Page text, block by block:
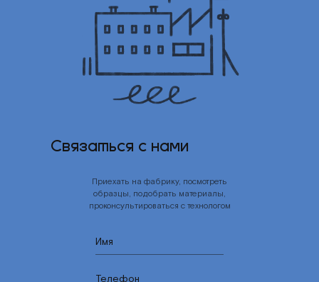
Связаться с нами
Приехать на фабрику, посмотреть
образцы, подобрать материалы,
проконсультироваться с технологом